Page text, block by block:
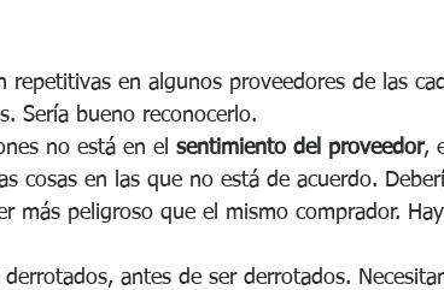
repetitivas en algunos proveedores de las
Sería bueno reconocerlo.
no está en el sentimiento del proveedor,
cosas en las que no está de acuerdo.
más peligroso que el mismo comprador.
antes de ser derrotados.